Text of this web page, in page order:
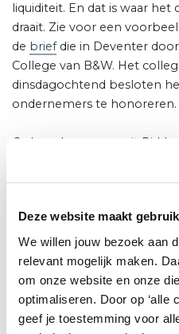
Deze website maakt
We willen jouw bezoek aan
relevant mogelijk maken.
om onze website en onze
optimaliseren. Door op ‘alle
geef je toestemming voor
liquiditeit. En dat is waar
draait. Zie voor een
de briefdie in Deventer
College van B&W. Het
dinsdagochtend besloten
ondernemers te honoreren.
Ook ondernemers uit
belastingen.Lees hier meer.
Vastgoed
Ook de vastgoedsector
kan leveren. Op landelijk
plaats tussen
retailsector en de landelijke
nemen maatregelen. Want,